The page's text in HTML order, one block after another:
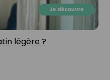
légère ?⁣